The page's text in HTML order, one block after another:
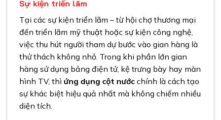
Sự kiện triển lãm
Tại các sự kiện triển lãm – từ hội chợ thương mại
đến triển lãm mỹ thuật hoặc sự kiện công nghệ,
việc thu hút người tham dự bước vào gian hàng là
thử thách không nhỏ. Trong khi phần lớn gian
hàng sử dụng bảng điện tử, kệ trưng bày hay màn
hình TV, thì ứng dụng cột nước chính là cách tạo
sự khác biệt hiệu quả nhất mà không chiếm nhiều
diện tích.